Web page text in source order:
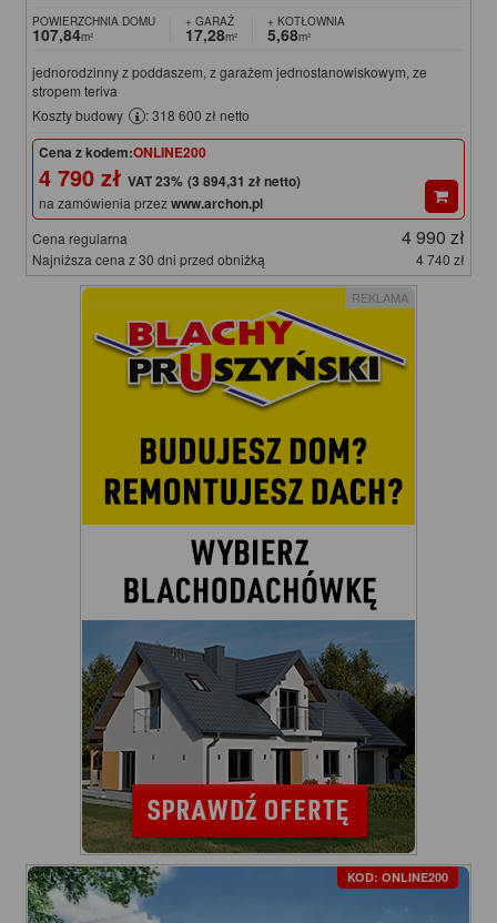
POWIERZCHNIA DOMU
107,84m²
+ GARAŻ
17,28m²
+ KOTŁOWNIA
5,68m²
jednorodzinny z poddaszem, z garażem jednostanowiskowym, ze
stropem teriva
Koszty budowy
: 318 600 zł netto
Cena z kodem:ONLINE200
4 790 zł (3 894,31 zł netto)
na zamówienia przezwww.archon.pl
Cena regularna 4 990 zł
Najniższa cena z 30 dni przed obniżką 4 740 zł
REKLAMA
KOD: ONLINE200